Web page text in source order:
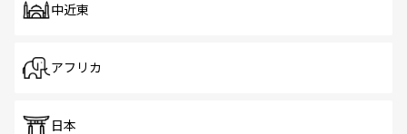
中近東
アフリカ
日本